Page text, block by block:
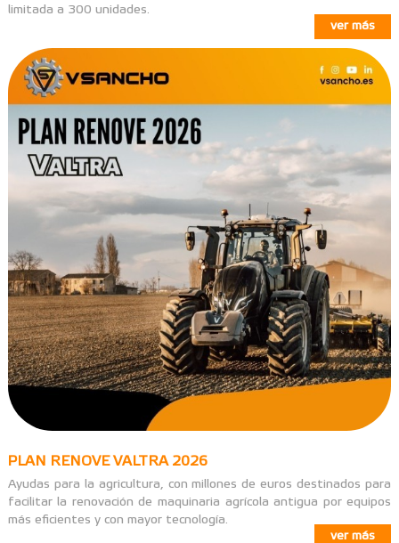
limitada a 300 unidades.
ver más
PLAN RENOVE VALTRA 2026
Ayudas para la agricultura, con millones de euros destinados para
facilitar la renovación de maquinaria agrícola antigua por equipos
más eficientes y con mayor tecnología.
ver más